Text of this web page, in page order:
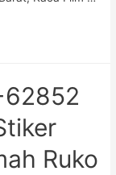
Ruko